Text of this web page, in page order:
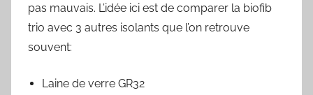
pas mauvais. L’idée ici est de comparer la biofib
trio avec 3 autres isolants que l’on retrouve
souvent:
Laine de verre GR32